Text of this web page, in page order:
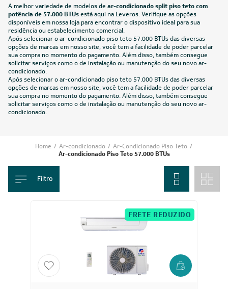
A melhor variedade de modelos de ar-condicionado split piso teto com
potência de 57.000 BTUsestá aqui na Leveros. Verifique as opções
disponíveis em nossa loja para encontrar o dispositivo ideal para sua
residência ou estabelecimento comercial.
Após selecionar o ar-condicionado piso teto 57.000 BTUs das diversas
opções de marcas em nosso site, você tem a facilidade de poder parcelar
sua compra no momento do pagamento. Além disso, também consegue
solicitar serviços como o de instalaçãoou manutenção do seu novo ar-
condicionado.
Após selecionar o ar-condicionado piso teto 57.000 BTUs das diversas
opções de marcas em nosso site, você tem a facilidade de poder parcelar
sua compra no momento do pagamento. Além disso, também consegue
solicitar serviços como o de instalação ou manutenção do seu novo ar-
condicionado.
Home / Ar-condicionado / Ar-Condicionado Piso Teto /
Ar-condicionado Piso Teto 57.000 BTUs
Filtro
FRETE REDUZIDO